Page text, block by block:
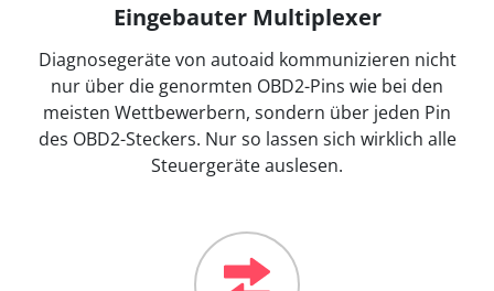
Eingebauter Multiplexer
Diagnosegeräte von autoaid kommunizieren nicht
nur über die genormten OBD2-Pins wie bei den
meisten Wettbewerbern, sondern über jeden Pin
des OBD2-Steckers. Nur so lassen sich wirklich alle
Steuergeräte auslesen.